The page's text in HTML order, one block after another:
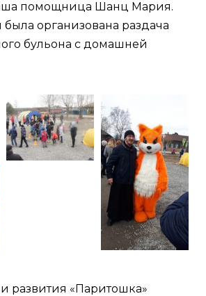
помощница Шанц Мария.
была организована раздача
бульона с домашней
развития «Паритошка»